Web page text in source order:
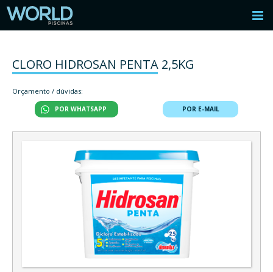
CLORO HIDROSAN PENTA 2,5KG
Orçamento / dúvidas:
POR WHATSAPP POR E-MAIL